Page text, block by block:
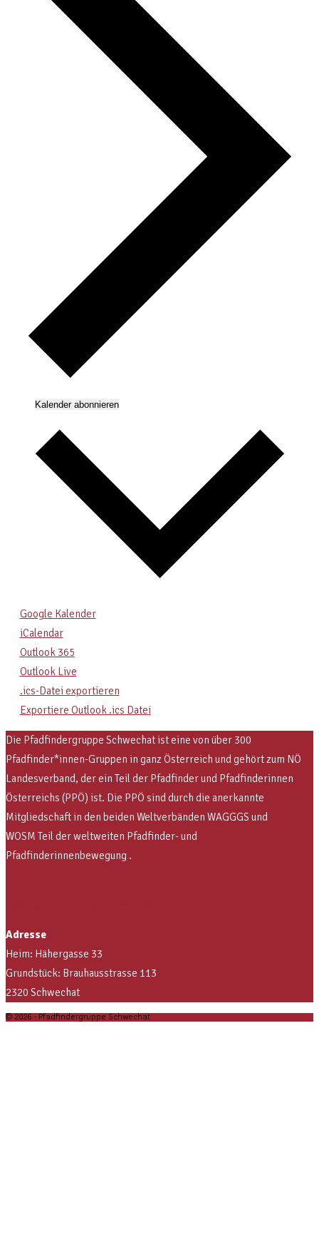
Kalender abonnieren
Google Kalender
iCalendar
Outlook 365
Outlook Live
.ics-Datei exportieren
Exportiere Outlook .ics Datei
Die Pfadfindergruppe Schwechat ist eine von über 300
Pfadfinder*innen-Gruppen in ganz Österreich und gehört zum NÖ
Landesverband, der ein Teil der Pfadfinder und Pfadfinderinnen
Österreichs (PPÖ) ist. Die PPÖ sinddurch die anerkannte
Mitgliedschaft in den beiden Weltverbänden WAGGGS und
WOSM Teil der weltweiten Pfadfinder- und
Pfadfinderinnenbewegung .
Adresse
Heim: Hähergasse 33
Grundstück: Brauhausstrasse 113
2320 Schwechat
© 2026 - Pfadfindergruppe Schwechat